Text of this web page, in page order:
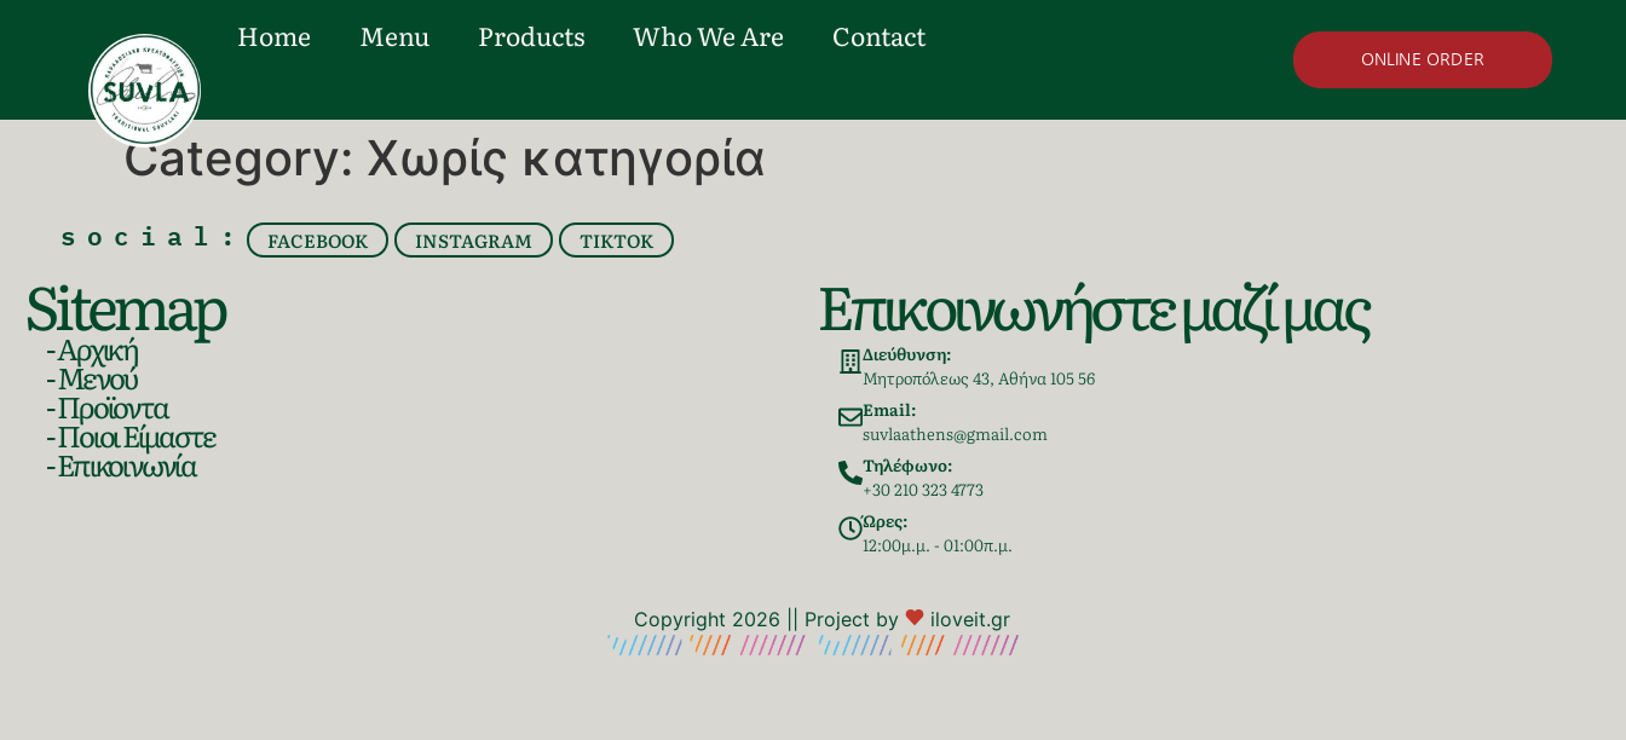
Home Menu Products Who We Are Contact
ONLINE ORDER
Category: Χωρίς κατηγορία
social: FACEBOOK INSTAGRAM TIKTOK
Sitemap
- Αρχική
- Μενού
- Προϊοντα
- Ποιοι Είμαστε
- Επικοινωνία
Eπικοινωνήστε μαζί μας
Διεύθυνση:
Μητροπόλεως 43, Αθήνα 105 56
Email:
suvlaathens@gmail.com
Τηλέφωνο:
+30 210 323 4773
Ώρες:
12:00μ.μ. - 01:00π.μ.
Copyright 2026 || Project by iloveit.gr